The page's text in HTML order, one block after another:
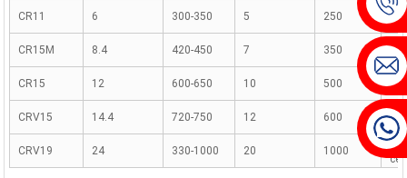
CR11
6 300-350 5 250
CR15M
8.4 420-450 7 350
CR15
12 600-650 10 500
CRV15
14.4 720-750 12 600
CRV19
24 330-1000 20 1000